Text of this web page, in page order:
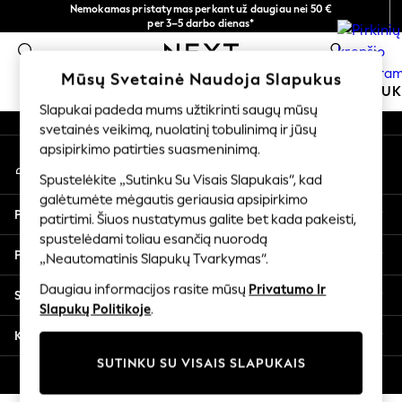
Nemokamas pristatymas perkant už daugiau nei 50 €
per 3–5 darbo dienas*
Dabar galite apsipirkti lietuvių kalba!
0
MOKYKLINĖ APRANGA MERGAITĖMS
SCHOOLWEAR
All Boys Schoolwear
Shoes
Trousers
Shorts
Shirts
Polo Shirts
Sweatshirts & Jumpers
Coats & Jackets
Underwear
Multipacks
All Boys Sport & Swimwear
An error occurred on client
Mūsų socialiniai tinklai
Mano paskyra
Prisijunkite prie savo paskyros
Pagalba
Privatumas ir teisinė informacija
Skyriai
Kitos paslaugos
Mūsų Svetainė Naudoja Slapukus
Slapukai padeda mums užtikrinti saugų mūsų
svetainės veikimą, nuolatinį tobulinimą ir jūsų
apsipirkimo patirties suasmeninimą.
Spustelėkite „Sutinku Su Visais Slapukais“, kad
galėtumėte mėgautis geriausia apsipirkimo
patirtimi. Šiuos nustatymus galite bet kada pakeisti,
spustelėdami toliau esančią nuorodą
„Neautomatinis Slapukų Tvarkymas“.
Daugiau informacijos rasite mūsų Privatumo Ir
Slapukų Politikoje.
SUTINKU SU VISAIS SLAPUKAIS